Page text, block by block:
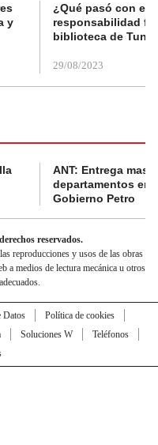
y
¿Qué pasó con el
responsabilidad
biblioteca de
29/08/2023
ANT: Entrega
departamentos en
Gobierno Petro
reservados.
reproducciones y usos de las obras
a medios de lectura mecánica u otros
Datos
Política de cookies
Soluciones W
Teléfonos